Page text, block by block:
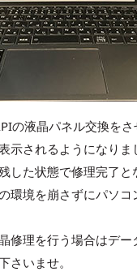
の液晶パネル交換を
示されるようになりま
した状態で修理完了と
環境を崩さずにパソコ
修理を行う場合はデー
さいませ。